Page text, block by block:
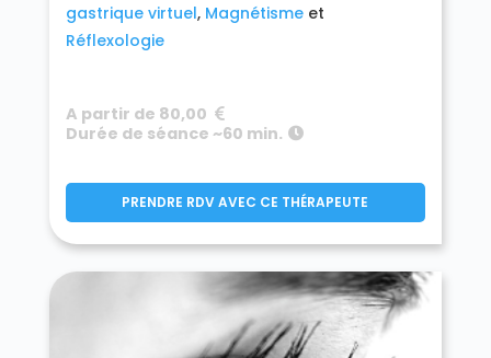
gastrique virtuel Magnétisme
Réflexologie
A partir de 80,00
Durée de séance ~60 min.
PRENDRE RDV AVEC CE THÉRAPEUTE